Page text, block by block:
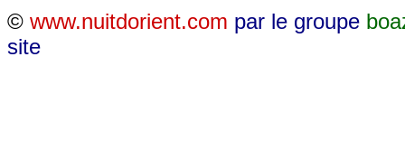
© www.nuitdorient.com par le groupe
site